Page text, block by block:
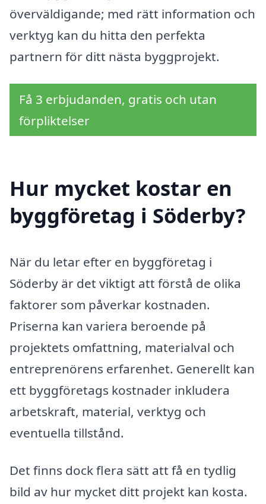
överväldigande; med rätt information och
verktyg kan du hitta den perfekta
partnern för ditt nästa byggprojekt.
Få 3 erbjudanden, gratis och utan
förpliktelser
Hur mycket kostar en
byggföretag i Söderby?
När du letar efter en byggföretag i
Söderby är det viktigt att förstå de olika
faktorer som påverkar kostnaden.
Priserna kan variera beroende på
projektets omfattning, materialval och
entreprenörens erfarenhet. Generellt kan
ett byggföretags kostnader inkludera
arbetskraft, material, verktyg och
eventuella tillstånd.
Det finns dock flera sätt att få en tydlig
bild av hur mycket ditt projekt kan kosta.